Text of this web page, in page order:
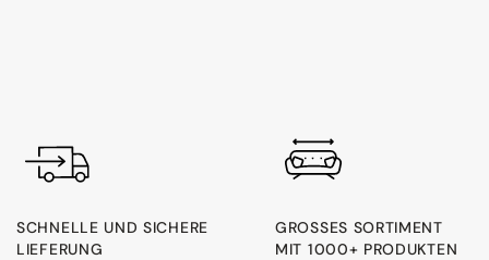
SCHNELLE UND SICHERE
LIEFERUNG
GROSSES SORTIMENT M
IT 1000+ PRODUKTEN